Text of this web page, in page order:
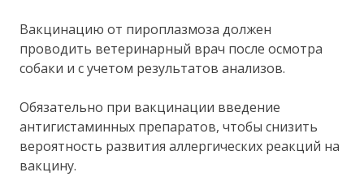
Вакцинацию от пироплазмоза должен
проводить ветеринарный врач после осмотра
собаки и с учетом результатов анализов.
Обязательно при вакцинации введение
антигистаминных препаратов, чтобы снизить
вероятность развития аллергических реакций на
вакцину.